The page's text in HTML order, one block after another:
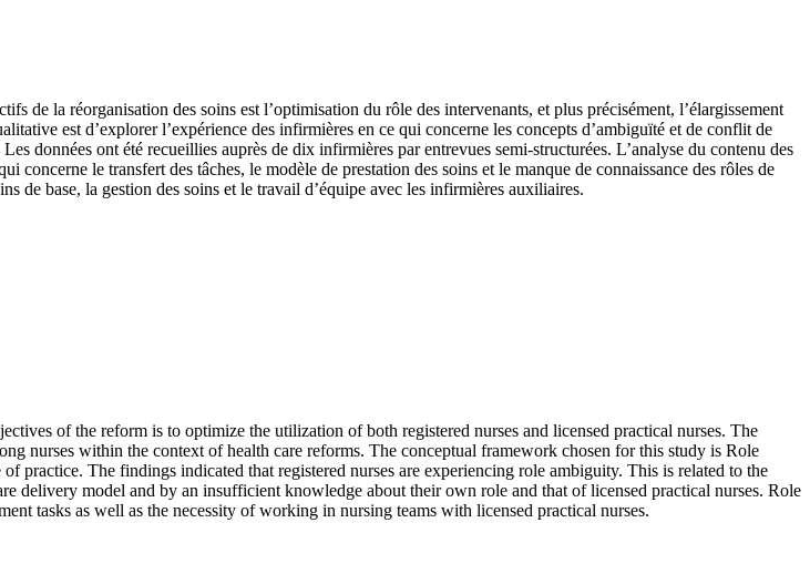
de la réorganisation des soins est l’optimisation du rôle des intervenants, et plus précisément, l’élargissement
est d’explorer l’expérience des infirmières en ce qui concerne les concepts d’ambiguïté et de conflit de
données ont été recueillies auprès de dix infirmières par entrevues semi-structurées. L’analyse du contenu des
le transfert des tâches, le modèle de prestation des soins et le manque de connaissance des rôles de
de base, la gestion des soins et le travail d’équipe avec les infirmières auxiliaires.
of the reform is to optimize the utilization of both registered nurses and licensed practical nurses. The
nurses within the context of health care reforms. The conceptual framework chosen for this study is Role
practice. The findings indicated that registered nurses are experiencing role ambiguity. This is related to the
delivery model and by an insufficient knowledge about their own role and that of licensed practical nurses. Role
tasks as well as the necessity of working in nursing teams with licensed practical nurses.